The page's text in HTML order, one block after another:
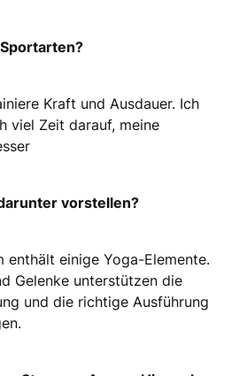
Kraft und Ausdauer. Ich
viel Zeit darauf, meine
vorstellen?
enthält einige Yoga-Elemente.
Gelenke unter­stützen die
und die richtige Ausführung